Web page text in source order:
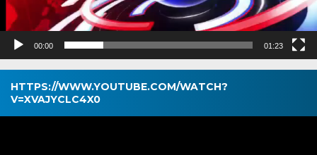
00:00 01:23
HTTPS://WWW.YOUTUBE.COM/WATCH?
V=XVAJYCLC4X0
Pemutar